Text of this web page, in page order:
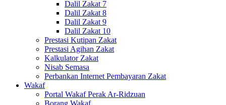
Dalil Zakat 7
Dalil Zakat 8
Dalil Zakat 9
Dalil Zakat 10
Prestasi Kutipan Zakat
Prestasi Agihan Zakat
Kalkulator Zakat
Nisab Semasa
Perbankan Internet Pembayaran Zakat
Wakaf
Portal Wakaf Perak Ar-Ridzuan
Borang Wakaf